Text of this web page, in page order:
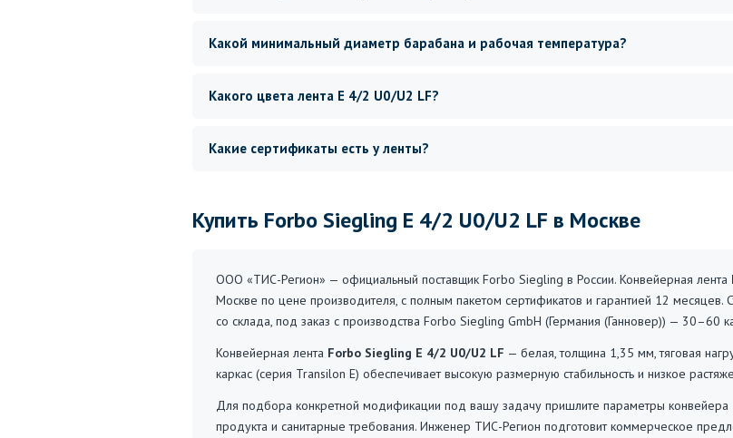
Какой минимальный диаметр барабана и рабочая температура?
Какого цвета лента E 4/2 U0/U2 LF?
Какие сертификаты есть у ленты?
Купить Forbo Siegling E 4/2 U0/U2 LF в Москве
ООО «ТИС-Регион» — официальный поставщик Forbo Siegling в России. Конвейерная лента
Москве по цене производителя, с полным пакетом сертификатов и гарантией 12 месяцев.
со склада, под заказ с производства Forbo Siegling GmbH (Германия (Ганновер)) — 30–60
Конвейерная лента Forbo Siegling E 4/2 U0/U2 LF — белая, толщина 1,35 мм, тяговая
каркас (серия Transilon E) обеспечивает высокую размерную стабильность и низкое
Для подбора конкретной модификации под вашу задачу пришлите параметры конвейера —
продукта и санитарные требования. Инженер ТИС-Регион подготовит коммерческое